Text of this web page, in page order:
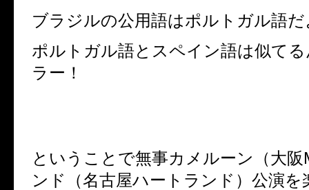
ブラジルの公用語はポルトガル語だ
ポルトガル語とスペイン語は似て
ラー！
ということで無事カメルーン（大阪
ンド（名古屋ハートランド）公演を